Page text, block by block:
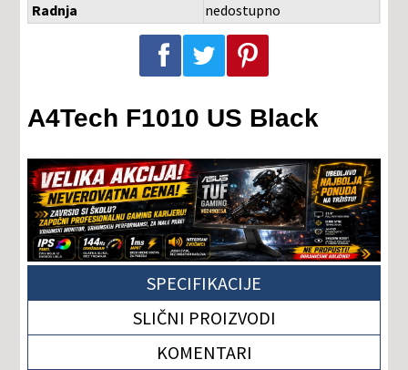
Radnja
nedostupno
Podeli na Facebook-u Podeli na Twitter-u Podeli na Pinterest-u
A4Tech F1010 US Black
SPECIFIKACIJE
SLIČNI PROIZVODI
KOMENTARI